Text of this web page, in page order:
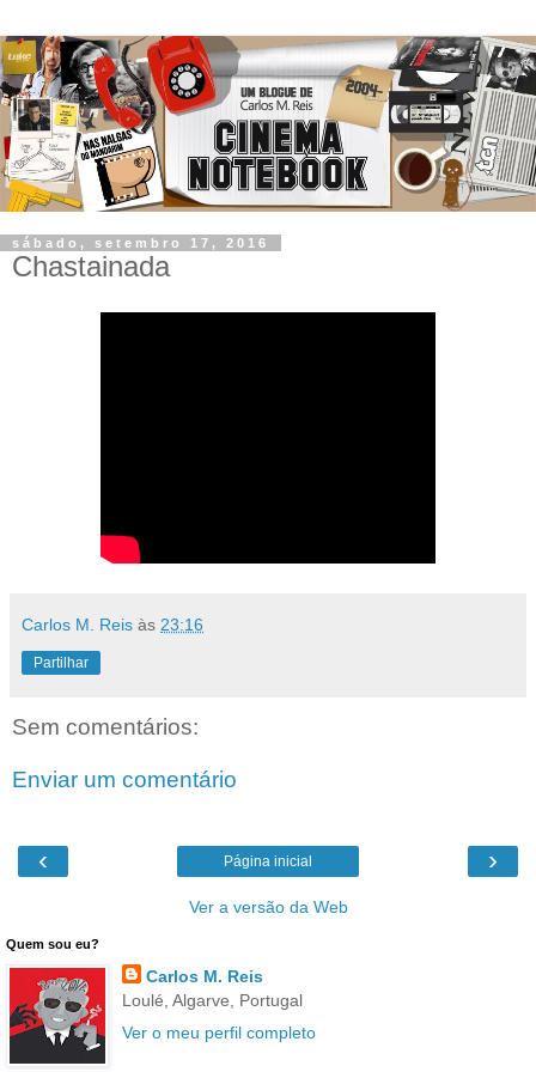
sábado, setembro 17, 2016
Chastainada
Carlos M. Reis às 23:16
Partilhar
Sem comentários:
Enviar um comentário
‹ ›
Página inicial
Ver a versão da Web
Quem sou eu?
Carlos M. Reis
Loulé, Algarve, Portugal
Ver o meu perfil completo